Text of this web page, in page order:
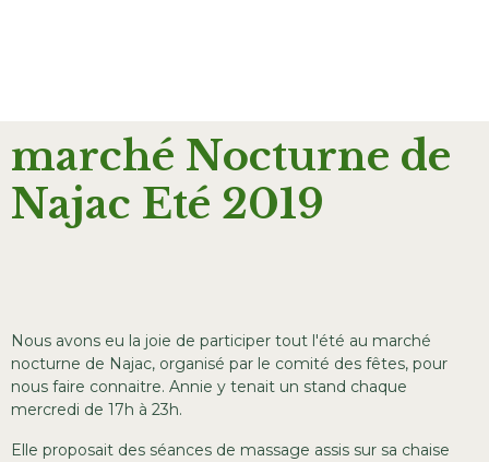
marché Nocturne de
Najac Eté 2019
Nous avons eu la joie de participer tout l'été au marché
nocturne de Najac, organisé par le comité des fêtes, pour
nous faire connaitre. Annie y tenait un stand chaque
mercredi de 17h à 23h.
Elle proposait des séances de massage assis sur sa chaise